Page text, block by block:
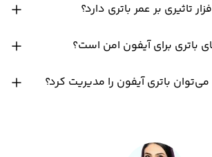
تاثیری بر عمر باتری دارد؟
باتری برای آیفون امن است؟
باتری آیفون را مدیریت کرد؟